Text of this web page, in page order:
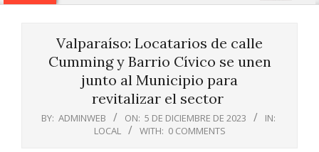
Valparaíso: Locatarios de calle
Cumming y Barrio Cívico se unen
junto al Municipio para
revitalizar el sector
BY: ADMINWEB ON: 5 DE DICIEMBRE DE 2023
IN:
LOCAL
WITH: 0 COMMENTS